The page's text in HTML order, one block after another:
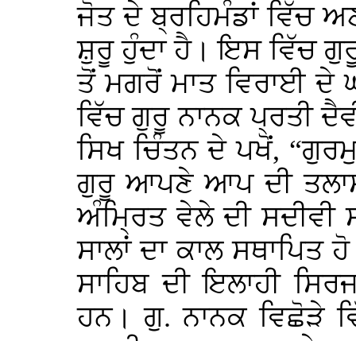
ਜੋਤ ਦੇ ਬ੍ਰਹਿਮੰਡਾਂ ਵਿੱਚ
ਸ਼ੁਰੂ ਹੁੰਦਾ ਹੈ। ਇਸ ਵਿੱਚ
ਤੋਂ ਮਗਰੋਂ ਮਾਤ ਵਿਰਾਈ ਦੇ
ਵਿੱਚ ਗੁਰੂ ਨਾਨਕ ਪ੍ਰਤੀ
ਸਿਖ ਚਿੰਤਨ ਦੇ ਪਖੋਂ,
ਗੁਰੂ ਆਪਣੇ ਆਪ ਦੀ
ਅੰਮ੍ਰਿਤ ਵੇਲੇ ਦੀ
ਸਾਲਾਂ ਦਾ ਕਾਲ ਸਥਾਪਿਤ
ਸਾਹਿਬ ਦੀ ਇਲਾਹੀ
ਹਨ। ਗੁ. ਨਾਨਕ ਵਿਛੋੜੇ